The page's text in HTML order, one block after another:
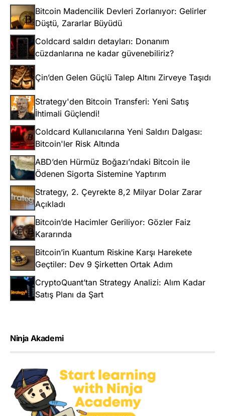
Bitcoin Madencilik Devleri Zorlanıyor: Gelirler
Düştü, Zararlar Büyüdü
Coldcard saldırı detayları: Donanım
cüzdanlarına ne kadar güvenebiliriz?
Çin’den Gelen Güçlü Talep Altını Zirveye Taşıdı
Strategy'den Bitcoin Transferi: Yeni Satış
İhtimali Güçlendi!
Coldcard Kullanıcılarına Yeni Saldırı Dalgası:
Bitcoin'ler Risk Altında
ABD’den Hürmüz Boğazı’ndaki Bitcoin ile
Ödenen Sigorta Sistemine Yaptırım
Strategy, 2. Çeyrekte 8,2 Milyar Dolar Zarar
Açıkladı
Bitcoin’de Hacimler Geriliyor: Gözler Faiz
Kararında
Bitcoin’in Kuantum Riskine Karşı Harekete
Geçtiler: Dev 9 Şirketten Ortak Adım
CryptoQuant’tan Strategy Analizi: Alım Kadar
Satış Planı da Şart
Ninja Akademi